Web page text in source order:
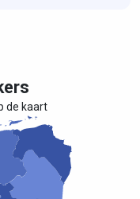
de kaart